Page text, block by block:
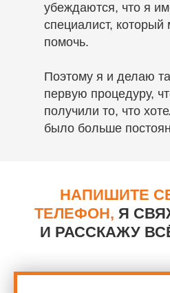
убеждаются, что я
специалист, который
помочь.
Поэтому я и делаю
первую процедуру,
получили то, что
было больше
НАПИШИТЕ
ТЕЛЕФОН, Я
И РАССКАЖУ